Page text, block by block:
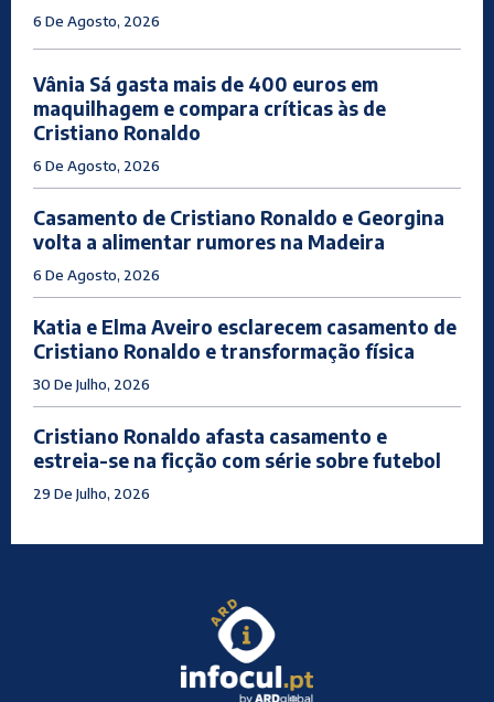
6 De Agosto, 2026
Vânia Sá gasta mais de 400 euros em
maquilhagem e compara críticas às de
Cristiano Ronaldo
6 De Agosto, 2026
Casamento de Cristiano Ronaldo e Georgina
volta a alimentar rumores na Madeira
6 De Agosto, 2026
Katia e Elma Aveiro esclarecem casamento de
Cristiano Ronaldo e transformação física
30 De Julho, 2026
Cristiano Ronaldo afasta casamento e
estreia-se na ficção com série sobre futebol
29 De Julho, 2026